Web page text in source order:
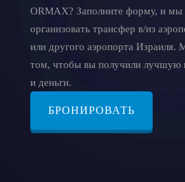
ORMAX? Заполните форму, и
организовать трансфер в/из
или другого аэропорта Израиля.
том, чтобы вы получили лучшую
и деньги.
БРОНИРОВАТЬ